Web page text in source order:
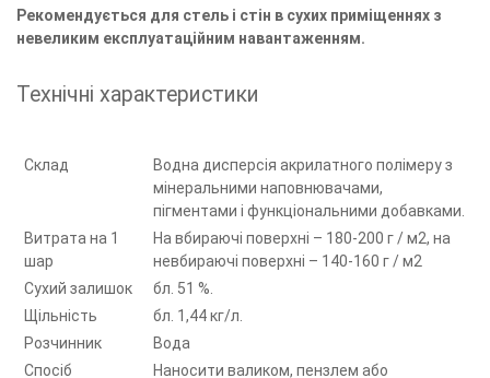
Рекомендується для стель і стін в сухих приміщеннях з
невеликим експлуатаційним навантаженням.
Технічні характеристики
Склад
Водна дисперсія акрилатного полімеру з
мінеральними наповнювачами,
пігментами і функціональними добавками.
Витрата на 1
шар
На вбираючі поверхні – 180-200 г / м2, на
невбираючі поверхні – 140-160 г / м2
Сухий залишок
бл. 51 %.
Щільність
бл. 1,44 кг/л.
Розчинник
Вода
Спосіб
Наносити валиком, пензлем або